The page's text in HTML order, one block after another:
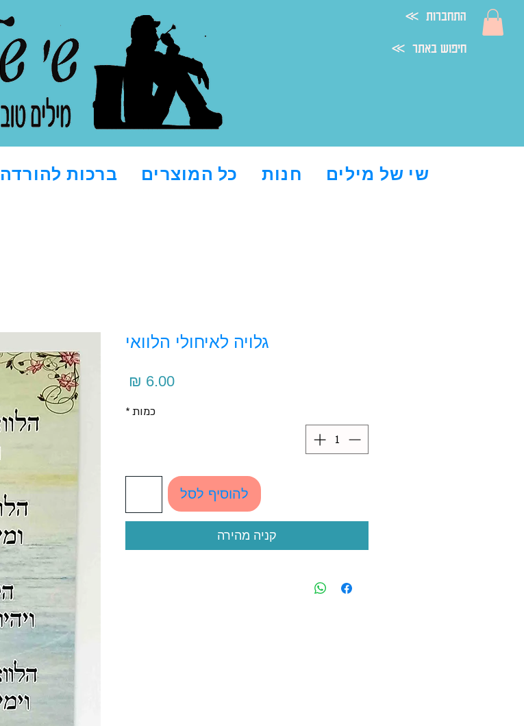
≪ התחברות
≪ חיפוש באתר
שי של מילים חנות כל המוצרים ברכות להורדה
גלויה לאיחולי הלוואי
כמות*
להוסיף לסל
קניה מהירה